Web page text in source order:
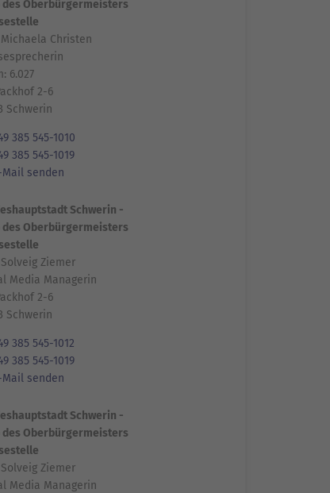
des Oberbürgermeisters
Christen
6.027
2-6
Schwerin
385 545-1010
385 545-1019
Mail senden
Schwerin -
des Oberbürgermeisters
Ziemer
Media Managerin
2-6
Schwerin
385 545-1012
385 545-1019
Mail senden
Schwerin -
des Oberbürgermeisters
Ziemer
Media Managerin